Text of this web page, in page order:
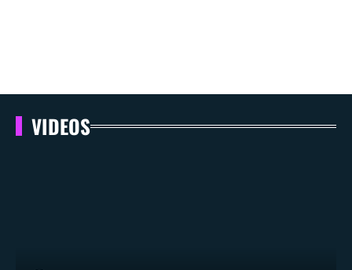
VIDEOS